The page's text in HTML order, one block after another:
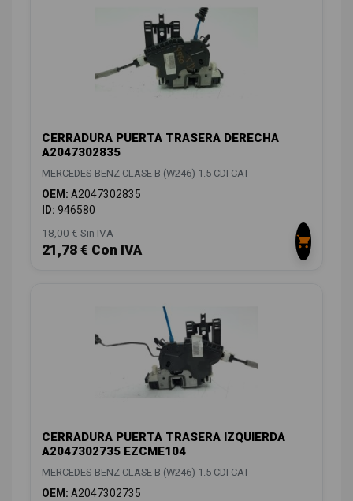
CERRADURA PUERTA TRASERA DERECHA
A2047302835
MERCEDES-BENZ CLASE B (W246) 1.5 CDI CAT
OEM: A2047302835
ID: 946580
18,00 € Sin IVA
21,78 € Con IVA
CERRADURA PUERTA TRASERA IZQUIERDA
A2047302735 EZCME104
MERCEDES-BENZ CLASE B (W246) 1.5 CDI CAT
OEM: A2047302735